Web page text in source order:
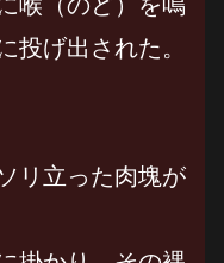
投げ出された。
リ立った肉塊が